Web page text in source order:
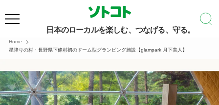
日本のローカルを楽しむ、つなげる、守る。
Home
星降りの村・長野県下條村初のドーム型グランピング施設【glampark 月下美人】